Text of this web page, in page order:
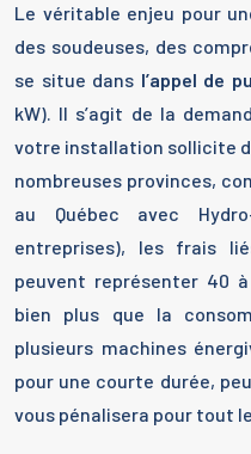
Le véritable enjeu pour
des soudeuses, des
se situe dans l’appel de
kW). Il s’agit de la
votre installation sollicite
nombreuses provinces,
au Québec avec
entreprises), les frais
peuvent représenter 40
bien plus que la
plusieurs machines
pour une courte durée,
vous pénalisera pour tout